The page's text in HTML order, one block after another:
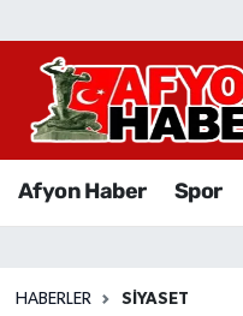
Afyon Haber Spor
HABERLER SIYASET
Afyon Haber